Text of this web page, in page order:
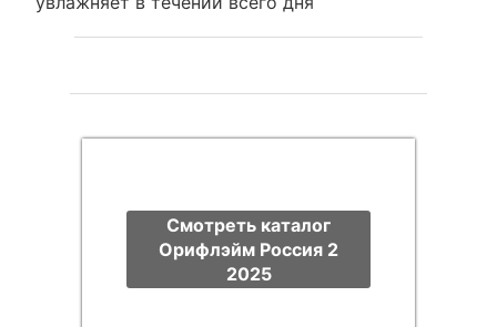
Смотреть каталог
Орифлэйм Россия 2
2025